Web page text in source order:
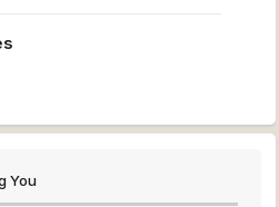
You